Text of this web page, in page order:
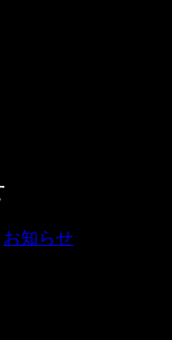
お知らせ